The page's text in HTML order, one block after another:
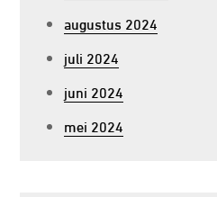
augustus 2024
juli 2024
juni 2024
mei 2024